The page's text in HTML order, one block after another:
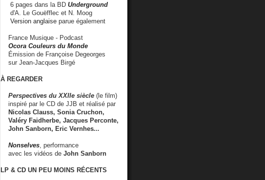
6 pages dans la BD Underground
d'A. Le Gouëfflec et N. Moog
Version anglaise parue également
France Musique - Podcast
Ocora Couleurs du Monde
Émission de Françoise Degeorges
sur Jean-Jacques Birgé
À REGARDER
Perspectives du XXIIe siècle (le film)
inspiré par le CD de JJB et réalisé par
Nicolas Clauss, Sonia Cruchon,
Valéry Faidherbe, Jacques Perconte,
John Sanborn, Eric Vernhes...
Nonselves , performance
avec les vidéos de John Sanborn
LP & CD UN PEU MOINS RÉCENTS